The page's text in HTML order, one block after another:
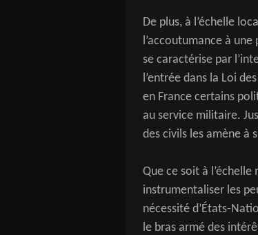
De plus, à l’échelle
l’accoutumance à
se caractérise par
l’entrée dans la Loi
en France certains
au service militaire.
des civils les amène à
Que ce soit à
instrumentaliser les
nécessité d’États-
le bras armé des